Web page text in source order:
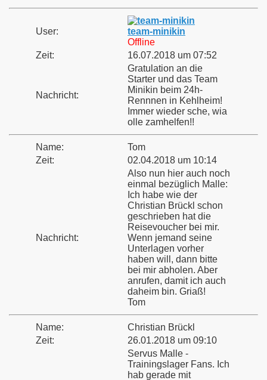
User:
team-minikin
Offline
Zeit:
16.07.2018 um 07:52
Nachricht:
Gratulation an die
Starter und das Team
Minikin beim 24h-
Rennnen in Kehlheim!
Immer wieder sche, wia
olle zamhelfen!!
Name:
Tom
Zeit:
02.04.2018 um 10:14
Nachricht:
Also nun hier auch noch
einmal bezüglich Malle:
Ich habe wie der
Christian Brückl schon
geschrieben hat die
Reisevoucher bei mir.
Wenn jemand seine
Unterlagen vorher
haben will, dann bitte
bei mir abholen. Aber
anrufen, damit ich auch
daheim bin. Griaß!
Tom
Name:
Christian Brückl
Zeit:
26.01.2018 um 09:10
Servus Malle -
Trainingslager Fans. Ich
hab gerade mit